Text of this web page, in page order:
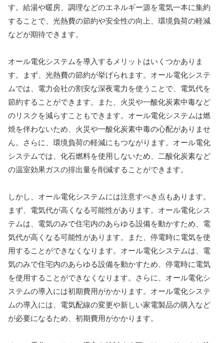
す。給湯や暖房、調理などのエネルギー源を電気一本に集約
することで、光熱費の節約や安全性の向上、環境負荷の軽減
などが期待できます。
オール電化システムを導入するメリットはいくつかありま
す。まず、光熱費の節約が挙げられます。オール電化システ
ムでは、電力会社の割安な深夜電力を使うことで、電気代を
節約することができます。また、火災や一酸化炭素中毒など
のリスクを減らすこともできます。オール電化システムは燃
焼を伴わないため、火災や一酸化炭素中毒の心配がありませ
ん。さらに、環境負荷の軽減にもつながります。オール電化
システムでは、化石燃料を使用しないため、二酸化炭素など
の温室効果ガスの排出量を削減することができます。
しかし、オール電化システムには注意すべき点もあります。
まず、電気代が高くなる可能性があります。オール電化シス
テムは、電気のみで住宅内のあらゆる設備を動かすため、電
気代が高くなる可能性があります。また、停電時に電気を使
用することができなくなります。オール電化システムは、電
気のみで住宅内のあらゆる設備を動かすため、停電時に電気
を使用することができなくなります。さらに、オール電化シ
ステムの導入には初期費用がかかります。オール電化システ
ムの導入には、電気配線の変更や新しい家電製品の購入など
が必要になるため、初期費用がかかります。